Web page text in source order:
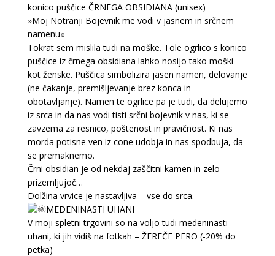
konico puščice ČRNEGA OBSIDIANA (unisex)
»Moj Notranji Bojevnik me vodi v jasnem in srčnem
namenu«
Tokrat sem mislila tudi na moške. Tole ogrlico s konico
puščice iz črnega obsidiana lahko nosijo tako moški
kot ženske. Puščica simbolizira jasen namen, delovanje
(ne čakanje, premišljevanje brez konca in
obotavljanje). Namen te ogrlice pa je tudi, da delujemo
iz srca in da nas vodi tisti srčni bojevnik v nas, ki se
zavzema za resnico, poštenost in pravičnost. Ki nas
morda potisne ven iz cone udobja in nas spodbuja, da
se premaknemo.
Črni obsidian je od nekdaj zaščitni kamen in zelo
prizemljujoč…
Dolžina vrvice je nastavljiva – vse do srca.
MEDENINASTI UHANI
V moji spletni trgovini so na voljo tudi medeninasti
uhani, ki jih vidiš na fotkah – ŽEREČE PERO (-20% do
petka)